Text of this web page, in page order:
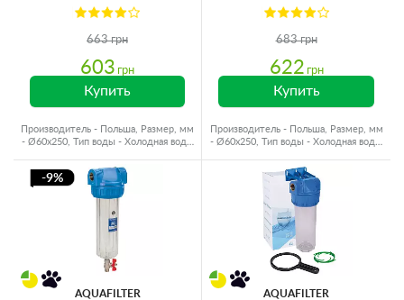
с картриджем 5mcr
663 грн
603 грн
Купить
Производитель - Польша, Размер, мм
- Ø60x250, Тип воды - Холодная вода,
с картриджем 5mcr
683 грн
622 грн
Купить
Производитель - Польша, Размер, мм
- Ø60x250, Тип воды - Холодная вода,
-9%
AQUAFILTER AQUAFILTER